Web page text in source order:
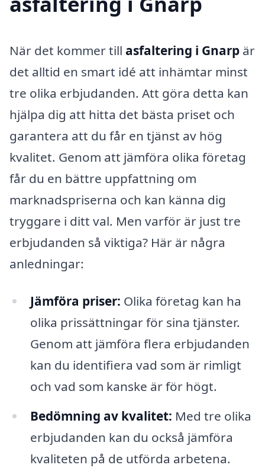
När det kommer till asfaltering i Gnarp är
det alltid en smart idé att inhämtar minst
tre olika erbjudanden. Att göra detta kan
hjälpa dig att hitta det bästa priset och
garantera att du får en tjänst av hög
kvalitet. Genom att jämföra olika företag
får du en bättre uppfattning om
marknadspriserna och kan känna dig
tryggare i ditt val. Men varför är just tre
erbjudanden så viktiga? Här är några
anledningar:
Jämföra priser: Olika företag kan ha
olika prissättningar för sina tjänster.
Genom att jämföra flera erbjudanden
kan du identifiera vad som är rimligt
och vad som kanske är för högt.
Bedömning av kvalitet: Med tre olika
erbjudanden kan du också jämföra
kvaliteten på de utförda arbetena.